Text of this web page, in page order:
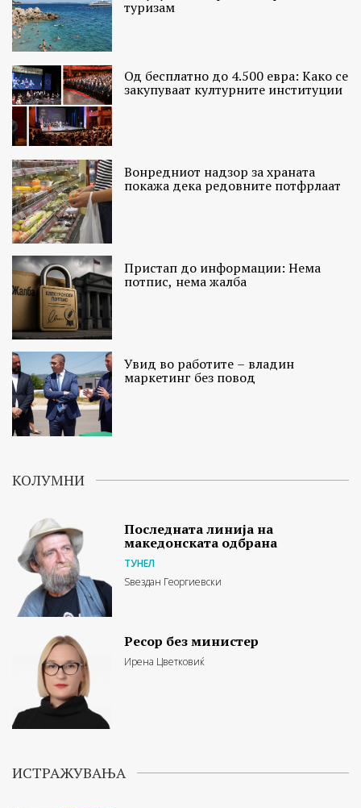
туризам
Од бесплатно до 4.500 евра: Како се
закупуваат културните институции
Вонредниот надзор за храната
покажа дека редовните потфрлаат
Пристап до информации: Нема
потпис, нема жалба
Увид во работите – владин
маркетинг без повод
КОЛУМНИ
Последната линија на
македонската одбрана
ТУНЕЛ
Ѕвездан Георгиевски
Ресор без министер
Ирена Цветковиќ
ИСТРАЖУВАЊА